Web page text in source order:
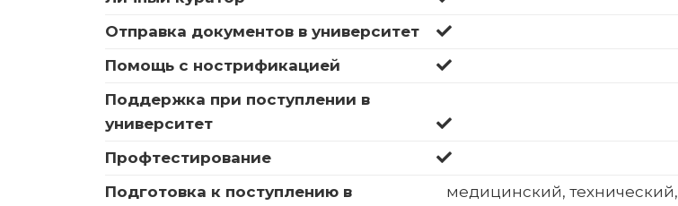
Отправка документов в университет
Помощь с нострификацией
Поддержка при поступлении в
университет
Профтестирование
Подготовка к поступлению в
медицинский, технический,